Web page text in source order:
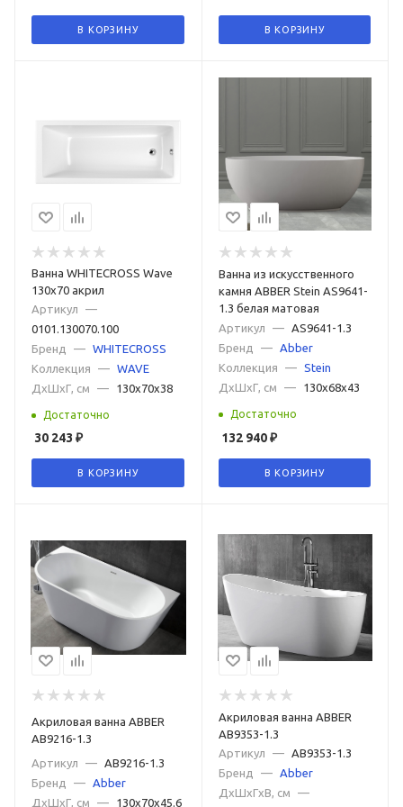
В КОРЗИНУ В КОРЗИНУ
Ванна WHITECROSS Wave
130x70 акрил
Артикул
—
0101.130070.100
Бренд
— WHITECROSS
Коллекция
— WAVE
ДxШxГ, см
— 130x70x38
Достаточно
30 243 ₽
В КОРЗИНУ
Ванна из искусственного
камня ABBER Stein AS9641-
1.3 белая матовая
Артикул
—
AS9641-1.3
Бренд
—
Abber
Коллекция
—
Stein
ДxШxГ, см
— 130x68x43
Достаточно
132 940₽
В КОРЗИНУ
Акриловая ванна ABBER
AB9216-1.3
Артикул
—
AB9216-1.3
Бренд
—
Abber
ДxШxГ, см
— 130x70x45.6
Акриловая ванна ABBER
AB9353-1.3
Артикул
—
AB9353-1.3
Бренд
—
Abber
ДxШxГxВ, см
—